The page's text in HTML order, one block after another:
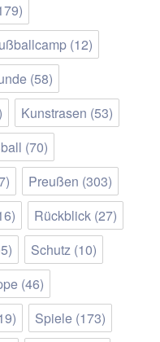
(12)
(58)
Kunstrasen (53)
(70)
Preußen (303)
Rückblick (27)
Schutz (10)
(46)
Spiele (173)